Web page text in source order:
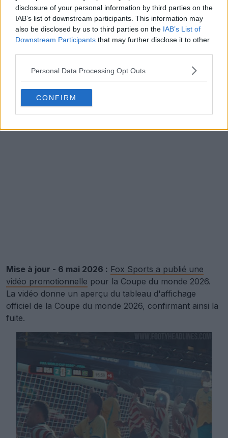
disclosure of your personal information by third parties on the
IAB’s list of downstream participants. This information may
also be disclosed by us to third parties on the IAB’s List of
Downstream Participants that may further disclose it to other
Personal Data Processing Opt Outs
CONFIRM
Mise à jour - 6 mai 2026 : Fox Sports a publié une
vidéo promotionnelle pour la Coupe du monde 2026.
La vidéo donne un aperçu du tableau d'affichage
officiel de la Coupe du monde 2026, confirmant ainsi la
fuite.